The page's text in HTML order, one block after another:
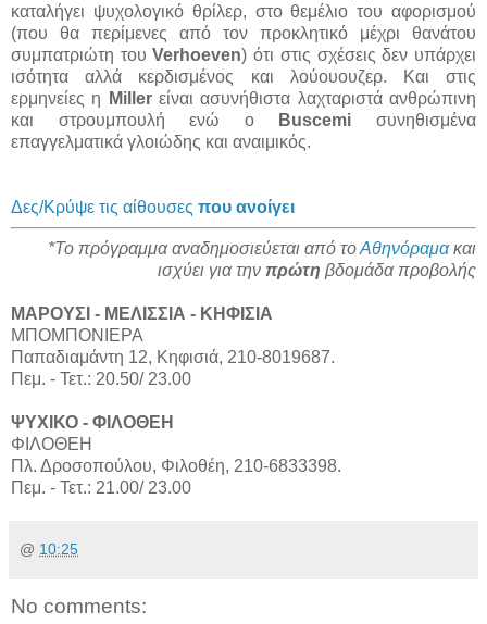
καταλήγει ψυχολογικό θρίλερ, στο θεμέλιο του αφορισμού
(που θα περίμενες από τον προκλητικό μέχρι θανάτου
συμπατριώτη τουVerhoeven) ότι στις σχέσεις δεν υπάρχει
ισότητα αλλά κερδισμένος και λούουουζερ. Και στις
ερμηνείες η
Millerείναι ασυνήθιστα λαχταριστά ανθρώπινη
και στρουμπουλή ενώ ο
Buscemi συνηθισμένα
επαγγελματικά γλοιώδης και αναιμικός.
Δες/Κρύψε τις αίθουσες που ανοίγει
*Το πρόγραμμα αναδημοσιεύεται από τοΑθηνόραμακαι
ισχύει για την πρώτη βδομάδα προβολής
ΜΑΡΟΥΣΙ - ΜΕΛΙΣΣΙΑ - ΚHΦΙΣΙΑ
ΜΠΟΜΠΟΝΙΕΡΑ
Παπαδιαμάντη 12, Κηφισιά, 210-8019687.
Πεμ. - Τετ.: 20.50/ 23.00
ΨΥΧΙΚΟ - ΦΙΛΟΘΕΗ
ΦΙΛΟΘΕΗ
Πλ. Δροσοπούλου, Φιλοθέη, 210-6833398.
Πεμ. - Τετ.: 21.00/ 23.00
@ 10:25
No comments: